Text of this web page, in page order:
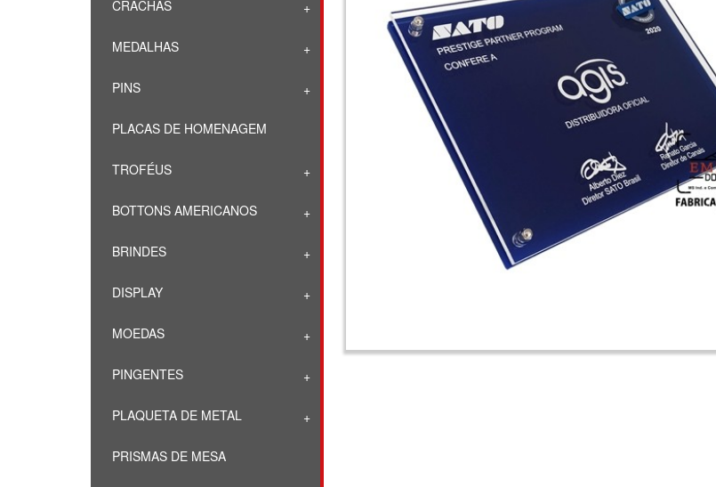
CRACHÁS
MEDALHAS
PINS
PLACAS DE HOMENAGEM
TROFÉUS
BOTTONS AMERICANOS
BRINDES
DISPLAY
MOEDAS
PINGENTES
PLAQUETA DE METAL
PRISMAS DE MESA